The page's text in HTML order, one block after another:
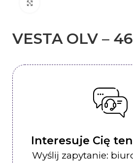
VESTA OLV – 46
Interesuje Cię
Wyślij zapytanie: